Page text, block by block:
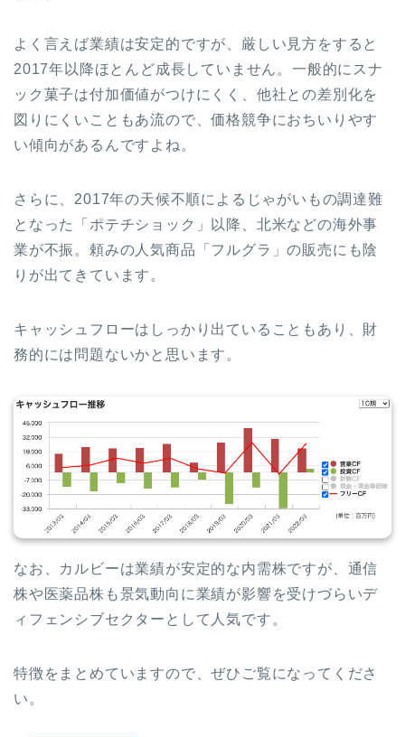
よく言えば業績は安定的ですが、厳しい見方をすると
2017年以降ほとんど成長していません。一般的にスナ
ック菓子は付加価値がつけにくく、他社との差別化を
図りにくいこともあ流ので、価格競争におちいりやす
い傾向があるんですよね。
さらに、2017年の天候不順によるじゃがいもの調達難
となった「ポテチショック」以降、北米などの海外事
業が不振。頼みの人気商品「フルグラ」の販売にも陰
りが出てきています。
キャッシュフローはしっかり出ていることもあり、財
務的には問題ないかと思います。
なお、カルビーは業績が安定的な内需株ですが、通信
株や医薬品株も景気動向に業績が影響を受けづらいデ
ィフェンシブセクターとして人気です。
特徴をまとめていますので、ぜひご覧になってくださ
い。